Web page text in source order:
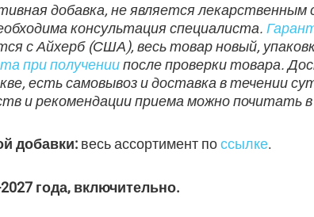
добавка, не является
консультация специалиста.
с Айхерб (США), весь товар новый,
при получениипосле проверки товара.
есть самовывоз и доставка в течении
и рекомендации приема можно почитать
добавки: весь ассортимент поссылке.
года, включительно.